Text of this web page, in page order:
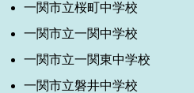
一関市立桜町中学校
一関市立一関中学校
一関市立一関東中学校
一関市立磐井中学校